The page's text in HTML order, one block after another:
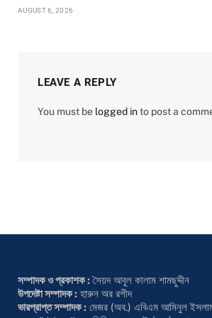
AUGUST 6, 2026
LEAVE A REPLY
You must be logged into post a
সম্পাদক ও প্রকাশক :সৈয়দ আবুল কালাম শামছুদ্দীন
উপদেষ্টা সম্পাদক : হারুন অর রশীদ
ভারপ্রাপ্ত সম্পাদক : মেজর (অব.) এবিএম আমিনুল